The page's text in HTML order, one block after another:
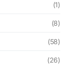
(1)
(8)
(58)
(26)